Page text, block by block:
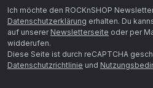
Ich möchte den ROCKnSHOP
Datenschutzerklärung erhalten. Du
auf unserer Newsletterseite oder per
widderufen.
Diese Seite ist durch reCAPTCHA
Datenschutzrichtlinie und